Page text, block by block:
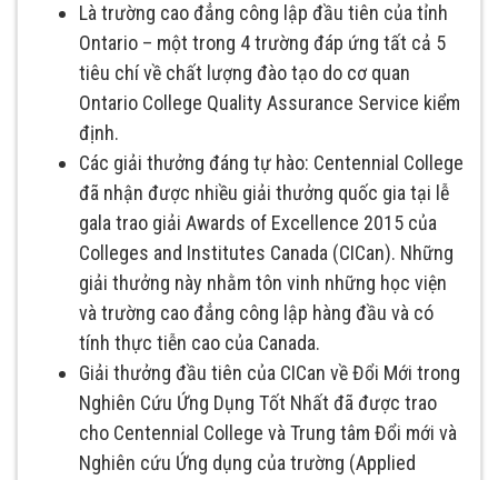
Là trường cao đẳng công lập đầu tiên của tỉnh
Ontario – một trong 4 trường đáp ứng tất cả 5
tiêu chí về chất lượng đào tạo do cơ quan
Ontario College Quality Assurance Service kiểm
định.
Các giải thưởng đáng tự hào: Centennial College
đã nhận được nhiều giải thưởng quốc gia tại lễ
gala trao giải Awards of Excellence 2015 của
Colleges and Institutes Canada (CICan). Những
giải thưởng này nhằm tôn vinh những học viện
và trường cao đẳng công lập hàng đầu và có
tính thực tiễn cao của Canada.
Giải thưởng đầu tiên của CICan về Đổi Mới trong
Nghiên Cứu Ứng Dụng Tốt Nhất đã được trao
cho Centennial College và Trung tâm Đổi mới và
Nghiên cứu Ứng dụng của trường (Applied